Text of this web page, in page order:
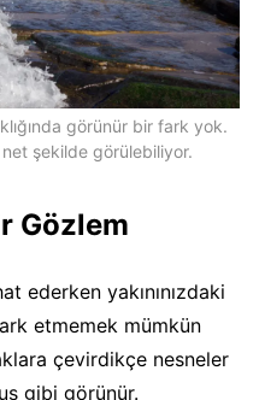
görünür bir fark yok.
net şekilde görülebiliyor.
Gözlem
ederken yakınınızdaki
etmemek mümkün
çevirdikçe nesneler
gibi görünür.